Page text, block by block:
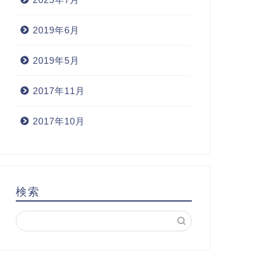
2019年6月
2019年5月
2017年11月
2017年10月
検索